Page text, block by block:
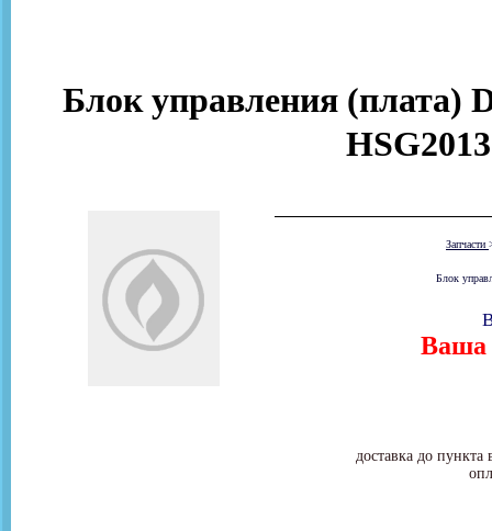
Блок управления (плата)
Запчасти
Блок
Ваша
доставка до